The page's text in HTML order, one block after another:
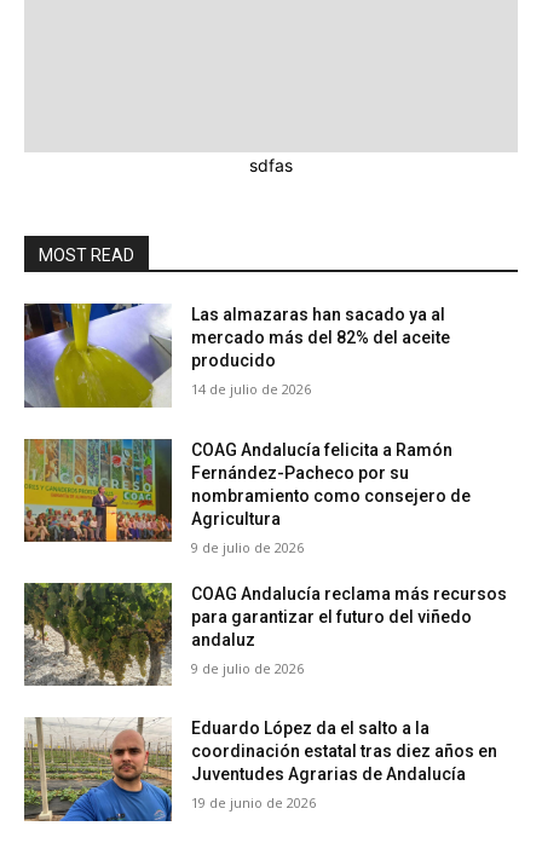
sdfas
MOST READ
Las almazaras han sacado ya al
mercado más del 82% del aceite
producido
14 de julio de 2026
COAG Andalucía felicita a Ramón
Fernández-Pacheco por su
nombramiento como consejero de
Agricultura
9 de julio de 2026
COAG Andalucía reclama más recursos
para garantizar el futuro del viñedo
andaluz
9 de julio de 2026
Eduardo López da el salto a la
coordinación estatal tras diez años en
Juventudes Agrarias de Andalucía
19 de junio de 2026